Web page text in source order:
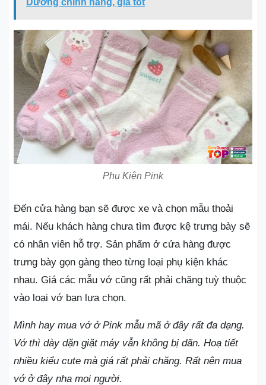
Phụ Kiện Pink
Đến cửa hàng bạn sẽ được xe và chọn mẫu thoải
mái. Nếu khách hàng chưa tìm được kệ trưng bày sẽ
có nhân viên hỗ trợ. Sản phẩm ở cửa hàng được
trưng bày gọn gàng theo từng loại phụ kiện khác
nhau. Giá các mẫu vớ cũng rất phải chăng tuỳ thuộc
vào loại vớ bạn lựa chọn.
Mình hay mua vớ ở Pink mẫu mã ở đây rất đa dạng.
Vớ thì dày dặn giặt máy vẫn không bị dãn. Hoạ tiết
nhiều kiểu cute mà giá rất phải chăng. Rất nên mua
vớ ở đây nha mọi người.